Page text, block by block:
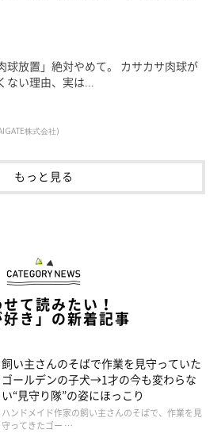
肉球放置」絶対やめて。 カサカサ肉球が
ない理由、実は...
株式会社)
もっと見る
て読みたい！
好き」の新着記事
飼い主さんのそばで作業を見守っていた
ゴールデンの子犬→1才の今も変わらな
い“見守り隊”の姿にほっこり
ハンドメイド作家の飼い主さんのそばで、作業を見
守ってきたゴー …